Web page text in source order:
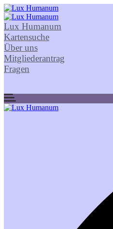
Lux Humanum
Kartensuche
Über uns
Mitgliederantrag
Fragen